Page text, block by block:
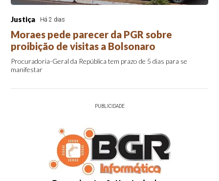
Justiça Há 2 dias
Moraes pede parecer da PGR sobre
proibição de visitas a Bolsonaro
Procuradoria-Geral da República tem prazo de 5 dias para se
manifestar
PUBLICIDADE